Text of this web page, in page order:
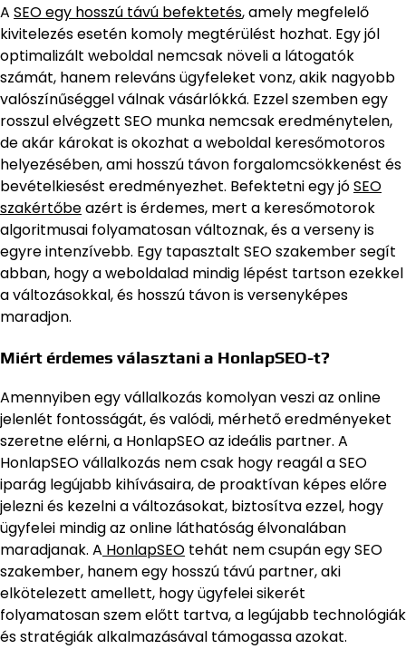
A SEO egy hosszú távú befektetés, amely megfelelő
kivitelezés esetén komoly megtérülést hozhat. Egy jól
optimalizált weboldal nemcsak növeli a látogatók
számát, hanem releváns ügyfeleket vonz, akik nagyobb
valószínűséggel válnak vásárlókká. Ezzel szemben egy
rosszul elvégzett SEO munka nemcsak eredménytelen,
de akár károkat is okozhat a weboldal keresőmotoros
helyezésében, ami hosszú távon forgalomcsökkenést és
bevételkiesést eredményezhet. Befektetni egy jóSEO
szakértőbeazért is érdemes, mert a keresőmotorok
algoritmusai folyamatosan változnak, és a verseny is
egyre intenzívebb. Egy tapasztalt SEO szakember segít
abban, hogy a weboldalad mindig lépést tartson ezekkel
a változásokkal, és hosszú távon is versenyképes
maradjon.
Miért érdemes választani a HonlapSEO-t?
Amennyiben egy vállalkozás komolyan veszi az online
jelenlét fontosságát, és valódi, mérhető eredményeket
szeretne elérni, a HonlapSEO az ideális partner. A
HonlapSEO vállalkozás nem csak hogy reagál a SEO
iparág legújabb kihívásaira, de proaktívan képes előre
jelezni és kezelni a változásokat, biztosítva ezzel, hogy
ügyfelei mindig az online láthatóság élvonalában
maradjanak. A HonlapSEO tehát nem csupán egy SEO
szakember, hanem egy hosszú távú partner, aki
elkötelezett amellett, hogy ügyfelei sikerét
folyamatosan szem előtt tartva, a legújabb technológiák
és stratégiák alkalmazásával támogassa azokat.